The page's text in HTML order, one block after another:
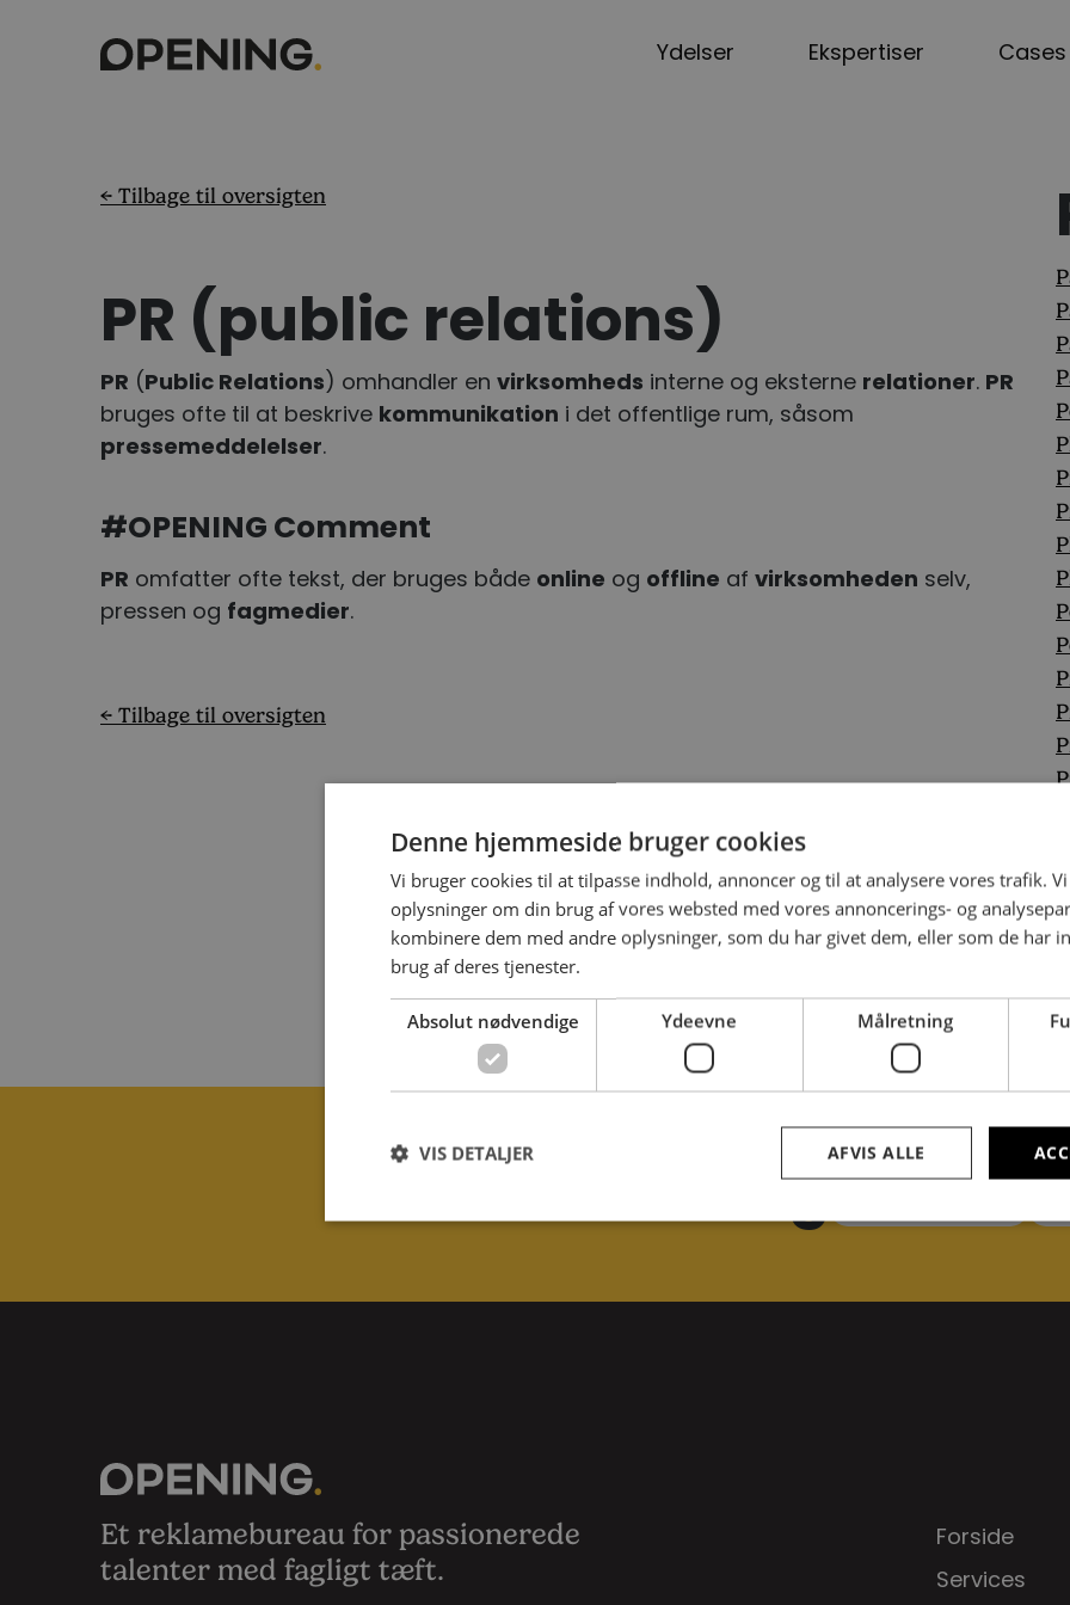
Ydelser Ekspertiser Cases
← Tilbage til oversigten
PR (public relations)
PR (Public Relations) omhandler en virksomheds interne og eksterne relationer. PR
bruges ofte til at beskrive kommunikation i det offentlige rum, såsom
pressemeddelelser.
#OPENING Comment
PR omfatter ofte tekst, der bruges både online og offline af virksomheden selv,
pressen og fagmedier.
← Tilbage til oversigten
Kontakt os i dag
Et reklamebureau for passionerede
talenter med fagligt tæft.
Forside
Services
Denne hjemmeside bruger cookies
Vi bruger cookies til at tilpasse indhold, annoncer og til at analysere vores trafik.
oplysninger om din brug af vores websted med vores annoncerings- og
kombinere dem med andre oplysninger, som du har givet dem, eller som de har
brug af deres tjenester.
Absolut nødvendige Ydeevne Målretning
AFVIS ALLE
VIS DETALJER